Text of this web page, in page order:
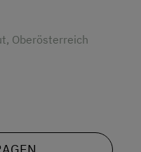
Oberösterreich